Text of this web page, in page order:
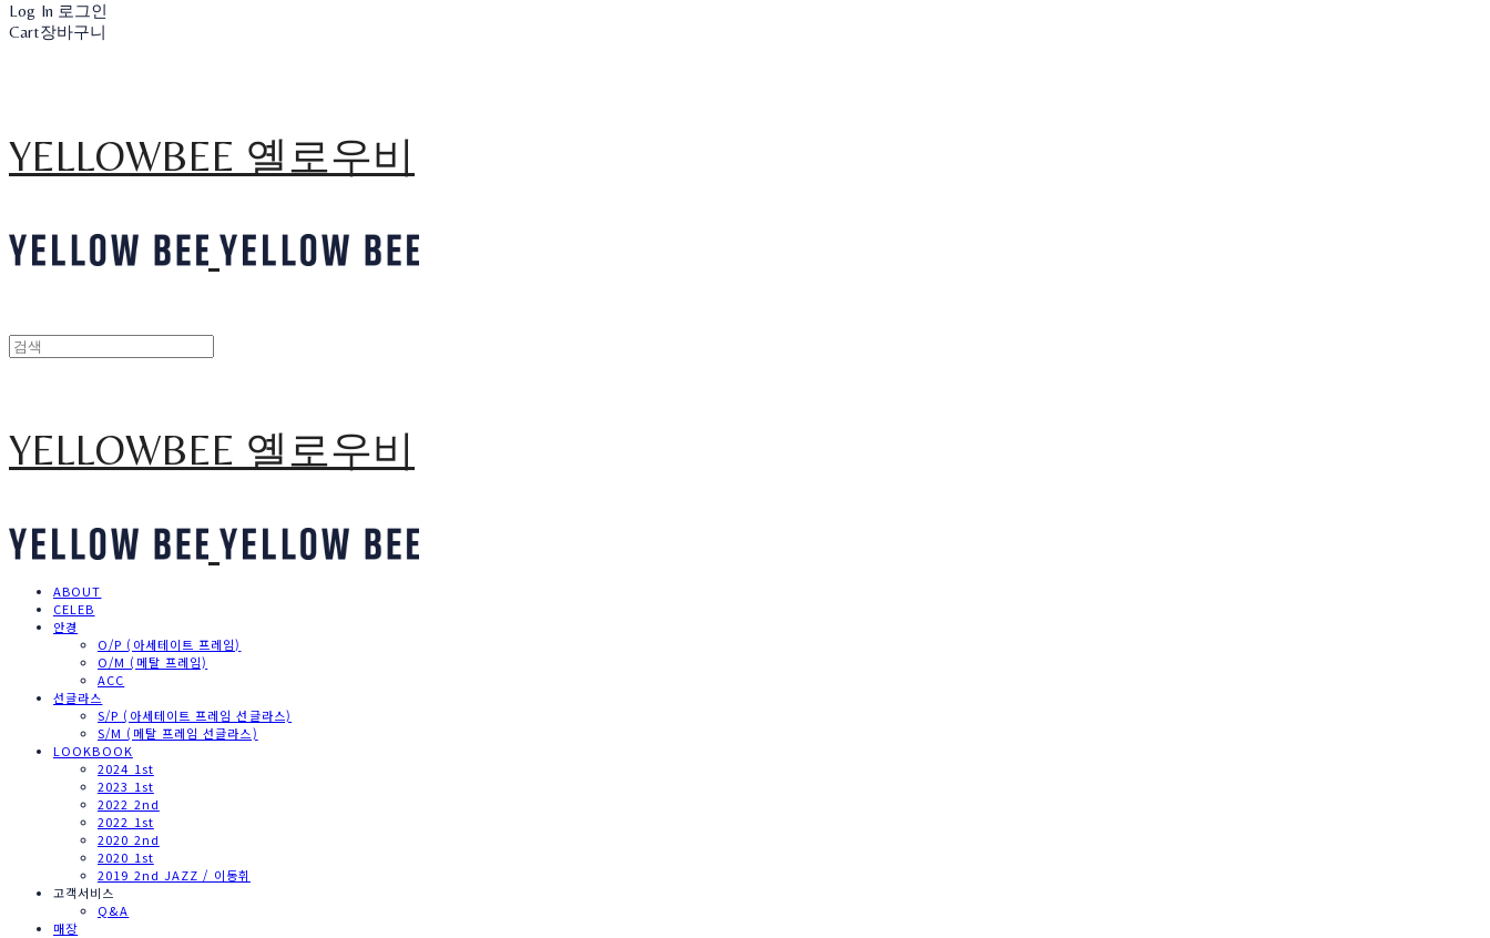
Log In 로그인
Cart장바구니
YELLOWBEE 옐로우비
YELLOWBEE 옐로우비
ABOUT
CELEB
안경
O/P (아세테이트 프레임)
O/M (메탈 프레임)
ACC
선글라스
S/P (아세테이트 프레임 선글라스)
S/M (메탈 프레임 선글라스)
LOOKBOOK
2024 1st
2023 1st
2022 2nd
2022 1st
2020 2nd
2020 1st
2019 2nd JAZZ / 이동휘
고객서비스
Q&A
매장